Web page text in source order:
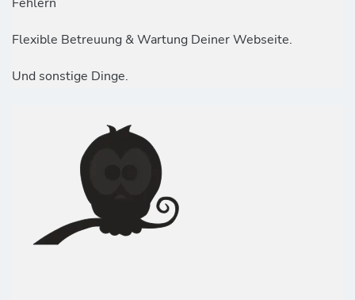
Flexible Betreuung & Wartung Deiner Webseite.
Und sonstige Dinge.